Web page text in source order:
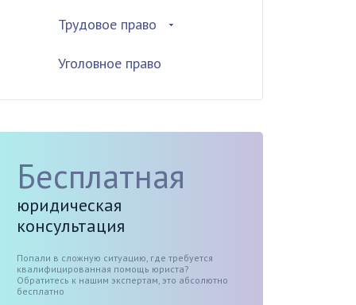
Трудовое право
Уголовное право
Бесплатная
юридическая
консультация
Попали в сложную ситуацию, где требуется
квалифицированная помощь юриста?
Обратитесь к нашим экспертам, это абсолютно
бесплатно